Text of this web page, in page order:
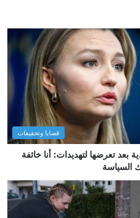
قضايا وتحقيقات
بعد تعرضها لتهديدات: أنا خائفة
السياسة